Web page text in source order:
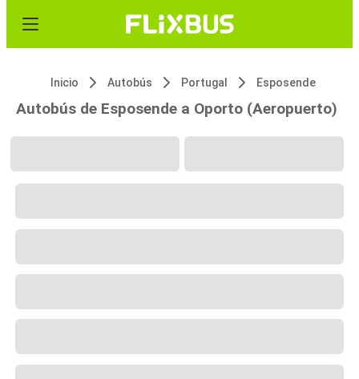
Inicio Autobús Portugal Esposende
Autobús de Esposende a Oporto (Aeropuerto)